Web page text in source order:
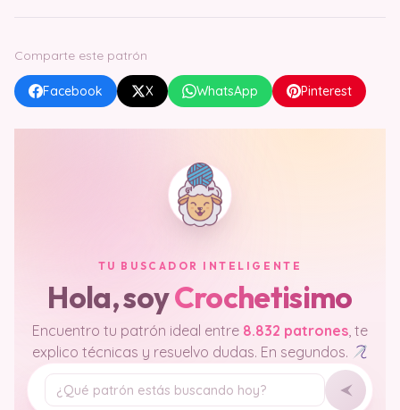
Comparte este patrón
Facebook X WhatsApp Pinterest
TU BUSCADOR INTELIGENTE
Hola, soyCrochetisimo
Encuentro tu patrón ideal entre 8.832 patrones, te
explico técnicas y resuelvo dudas. En segundos.
Tu pregunta